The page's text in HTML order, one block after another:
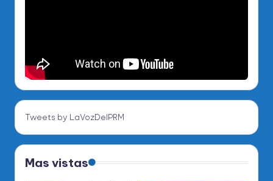
Tweets by LaVozDelPRM
Mas vistas